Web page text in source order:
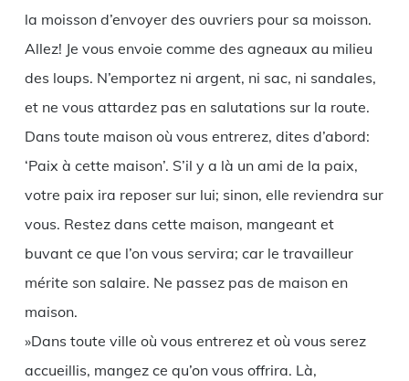
la moisson d’envoyer des ouvriers pour sa moisson.
Allez! Je vous envoie comme des agneaux au milieu
des loups. N’emportez ni argent, ni sac, ni sandales,
et ne vous attardez pas en salutations sur la route.
Dans toute maison où vous entrerez, dites d’abord:
‘Paix à cette maison’. S’il y a là un ami de la paix,
votre paix ira reposer sur lui; sinon, elle reviendra sur
vous. Restez dans cette maison, mangeant et
buvant ce que l’on vous servira; car le travailleur
mérite son salaire. Ne passez pas de maison en
maison.
»Dans toute ville où vous entrerez et où vous serez
accueillis, mangez ce qu’on vous offrira. Là,